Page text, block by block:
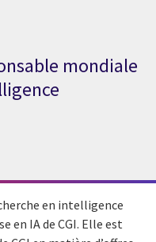
mondiale
en intelligence
en IA de CGI. Elle est